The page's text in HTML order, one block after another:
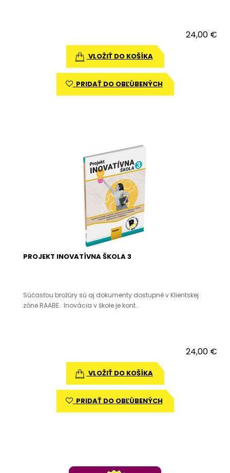
24,00 €
VLOŽIŤ DO KOŠÍKA
PRIDAŤ DO OBĽÚBENÝCH
PROJEKT INOVATÍVNA ŠKOLA 3
Súčasťou brožúry sú aj dokumenty dostupné v Klientskej
zóne RAABE. Inovácia v škole je kont..
24,00 €
VLOŽIŤ DO KOŠÍKA
PRIDAŤ DO OBĽÚBENÝCH